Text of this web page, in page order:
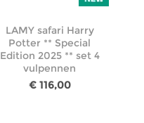
LAMY safari Harry
Potter ** Special
Edition 2025 ** set 4
vulpennen
€ 116,00